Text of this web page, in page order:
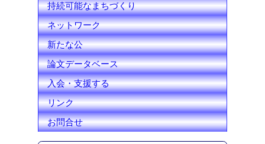
持続可能なまちづくり
ネットワーク
新たな公
論文データベース
入会・支援する
リンク
お問合せ